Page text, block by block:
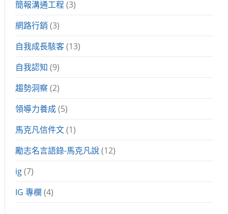
簡報溝通工程 (3)
網路行銷 (3)
自我成長駭客(13)
自我認知 (9)
趨勢洞察 (2)
領導力養成(5)
馬克凡信件文(1)
勵志名言語錄-馬克凡說(12)
ig(7)
IG 專欄 (4)